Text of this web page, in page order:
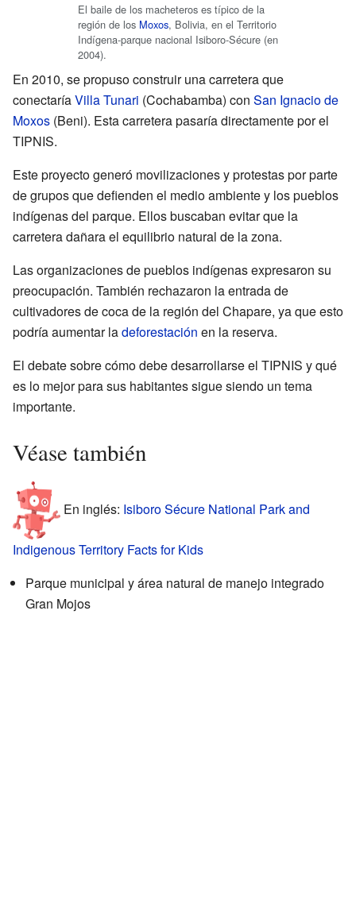
El baile de los macheteros es típico de la
región de los Moxos, Bolivia, en el Territorio
Indígena-parque nacional Isiboro-Sécure (en
2004).
En 2010, se propuso construir una carretera que
conectaríaVilla Tunari (Cochabamba) con San Ignacio de
Moxos (Beni). Esta carretera pasaría directamente por el
TIPNIS.
Este proyecto generó movilizaciones y protestas por parte
de grupos que defienden el medio ambiente y los pueblos
indígenas del parque. Ellos buscaban evitar que la
carretera dañara el equilibrio natural de la zona.
Las organizaciones de pueblos indígenas expresaron su
preocupación. También rechazaron la entrada de
cultivadores de coca de la región del Chapare, ya que esto
podría aumentar ladeforestación en la reserva.
El debate sobre cómo debe desarrollarse el TIPNIS y qué
es lo mejor para sus habitantes sigue siendo un tema
importante.
Véase también
En inglés: Isiboro Sécure National Park and
Indigenous Territory Facts for Kids
Parque municipal y área natural de manejo integrado
Gran Mojos